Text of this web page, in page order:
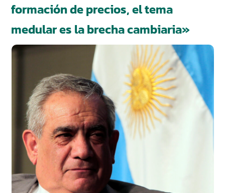
formación de precios, el tema
medular es la brecha cambiaria»